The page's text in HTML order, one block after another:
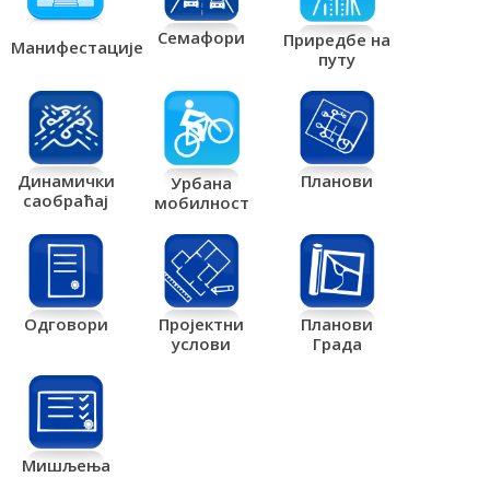
Манифестације Семафори
Приредбе на
путу
Динамички
саобраћај
Урбана
мобилност
Планови
Одговори
Пројектни
услови
Планови
Града
Мишљења